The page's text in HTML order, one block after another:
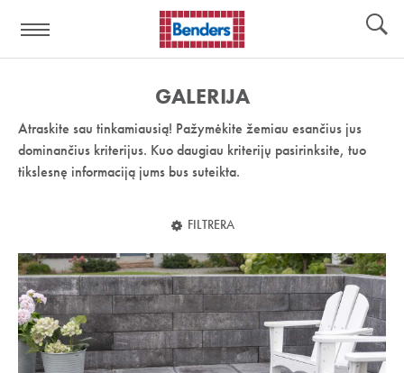
nuoroda:
GALERIJA
Atraskite sau tinkamiausią! Pažymėkite žemiau esančius jus
dominančius kriterijus. Kuo daugiau kriterijų pasirinksite, tuo
tikslesnę informaciją jums bus suteikta.
FILTRERA